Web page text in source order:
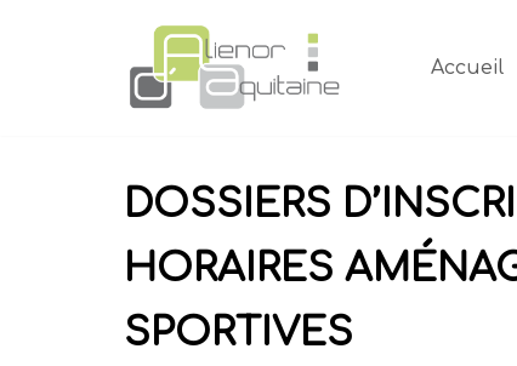
Accueil
DOSSIERS
HORAIRES
SPORTIVES